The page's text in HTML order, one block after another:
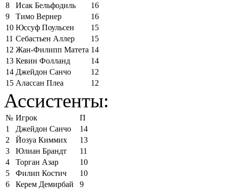
8
Исак Бельфодиль
16
9
Тимо Вернер
16
10 Юссуф Поульсен
15
11 Себастьен Аллер
15
12 Жан-Филипп Матета 14
13 Кевин Фолланд
14
14 Джейдон Санчо
12
15 Алассан Плеа 12
Ассистенты:
№ Игрок
П
1
Джейдон Санчо
14
2
Йозуа Киммих
13
3
Юлиан Брандт
11
4
Торган Азар
10
5
Филип Костич
10
6
Керем Демирбай
9